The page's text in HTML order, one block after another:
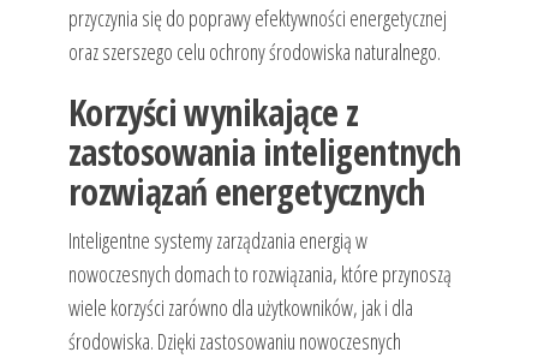
przyczynia się do poprawy efektywności energetycznej
oraz szerszego celu ochrony środowiska naturalnego.
Korzyści wynikające z
zastosowania inteligentnych
rozwiązań energetycznych
Inteligentne systemy zarządzania energią w
nowoczesnych domach to rozwiązania, które przynoszą
wiele korzyści zarówno dla użytkowników, jak i dla
środowiska. Dzięki zastosowaniu nowoczesnych